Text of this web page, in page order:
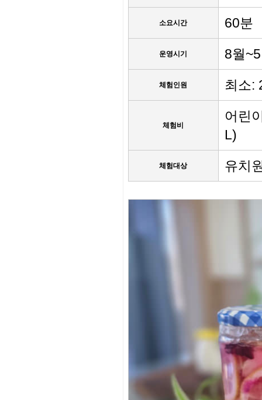
소요시간 60분
운영시기 8월
체험인원 최소:
체험비
어린
L)
체험대상 유치